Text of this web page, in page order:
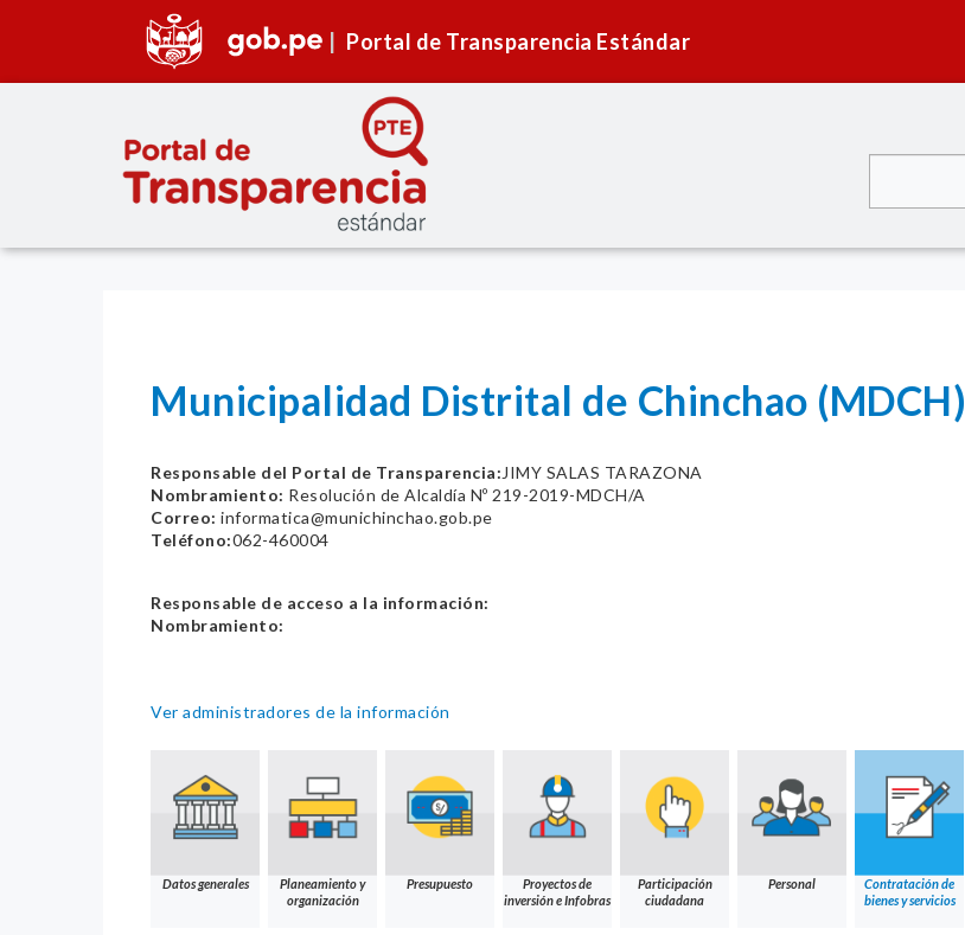
Portal de Transparencia Estándar
Municipalidad Distrital de Chinchao (MDCH)
Responsable del Portal de Transparencia: JIMY SALAS TARAZONA
Nombramiento: Resolución de Alcaldía Nº 219-2019-MDCH/A
Correo: informatica@munichinchao.gob.pe
Teléfono:062-460004
Responsable de acceso a la información:
Nombramiento:
Ver administradores de la información
Datos generales
Planeamiento y
organización
Presupuesto
Proyectos de
inversión e Infobras
Participación
ciudadana
Personal
Contratación de
bienes y servicios